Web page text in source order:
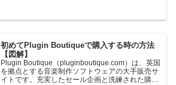
ます。＊無料配布終了予定日：日本時間：
初めてPlugin Boutiqueで購入する時の方法
【図解】
Plugin Boutique（pluginboutique.com）は、英国
を拠点とする音楽制作ソフトウェアの大手販売サ
イトです。充実したセール企画と洗練された購入